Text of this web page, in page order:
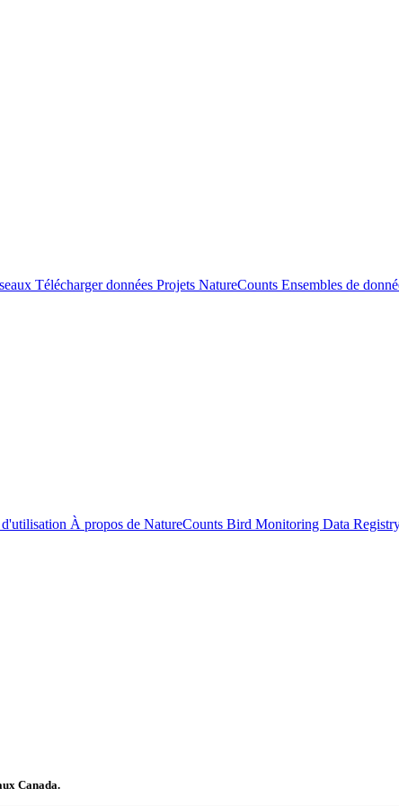
Télécharger données Projets NatureCounts Ensembles de
À propos de NatureCounts Bird Monitoring Data
Canada.